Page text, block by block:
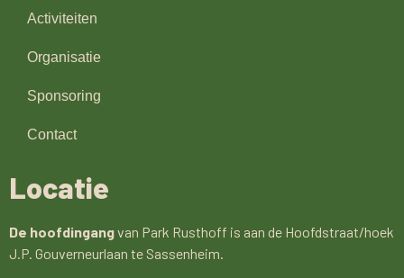
Activiteiten
Organisatie
Sponsoring
Contact
Locatie
De hoofdingangvan Park Rusthoff is aan de Hoofdstraat/hoek
J.P. Gouverneurlaan te Sassenheim.